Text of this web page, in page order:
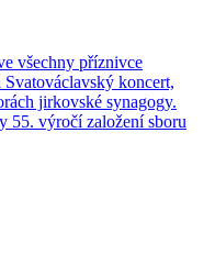
všechny příznivce
koncert,
jirkovské synagogy.
55. výročí založení sboru